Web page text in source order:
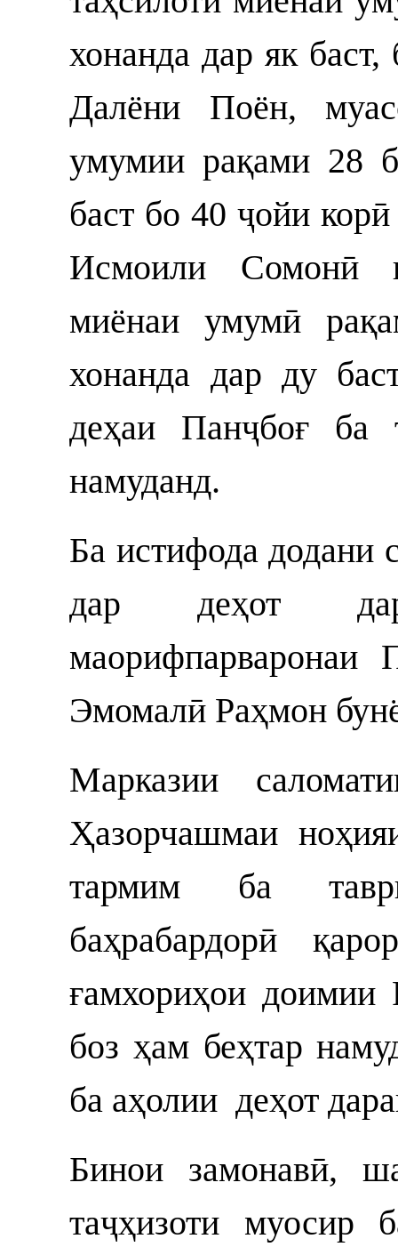
хонанда дар як
Далёни Поён,
умумии рақами 28
баст бо 40 ҷойи
Исмоили Сомонӣ
миёнаи умумӣ
хонанда дар ду
деҳаи Панҷбоғ ба
намуданд.
Ба истифода додани
дар деҳот
маорифпарваронаи
Эмомалӣ Раҳмон
Марказии
Ҳазорчашмаи
тармим ба
баҳрабардорӣ
ғамхориҳои доимии
боз ҳам беҳтар
ба аҳолии деҳот
Бинои замонавӣ,
таҷҳизоти муосир